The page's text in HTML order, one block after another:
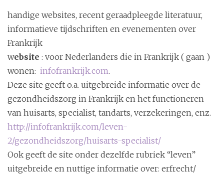
handige websites, recent geraadpleegde literatuur,
informatieve tijdschriften en evenementen over
Frankrijk
website : voor Nederlanders die in Frankrijk ( gaan )
wonen: infofrankrijk.com.
Deze site geeft o.a. uitgebreide informatie over de
gezondheidszorg in Frankrijk en het functioneren
van huisarts, specialist, tandarts, verzekeringen, enz.
http://infofrankrijk.com/leven-
2/gezondheidszorg/huisarts-specialist/
Ook geeft de site onder dezelfde rubriek “leven”
uitgebreide en nuttige informatie over: erfrecht/